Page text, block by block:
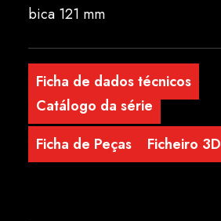
bica 121 mm
Ficha de dados técnicos
Catálogo da série
Ficha de Peças
Ficheiro 3D